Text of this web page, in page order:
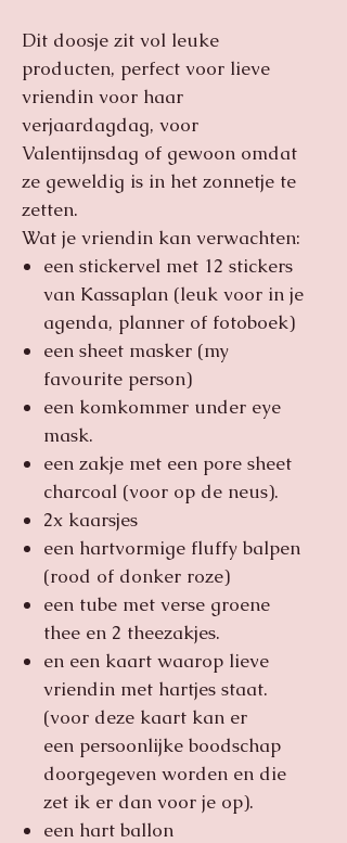
Dit doosje zit vol leuke
producten, perfect voor lieve
vriendin voor haar
verjaardagdag, voor
Valentijnsdag of gewoon omdat
ze geweldig is in het zonnetje te
zetten.
Wat je vriendin kan verwachten:
een stickervel met 12 stickers
van Kassaplan (leuk voor in je
agenda, planner of fotoboek)
een sheet masker (my
favourite person)
een komkommer under eye
mask.
een zakje met een pore sheet
charcoal (voor op de neus).
2x kaarsjes
een hartvormige fluffy balpen
(rood of donker roze)
een tube met verse groene
thee en 2 theezakjes.
en een kaart waarop lieve
vriendin met hartjes staat.
(voor deze kaart kan er
een persoonlijke boodschap
doorgegeven worden en die
zet ik er dan voor je op).
een hart ballon